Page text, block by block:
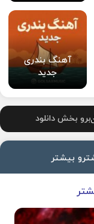
آهنگ بندری
جدید
برو بخش دانلود
بیشتر